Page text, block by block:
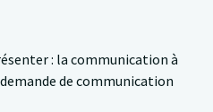
: la communication à
de communication